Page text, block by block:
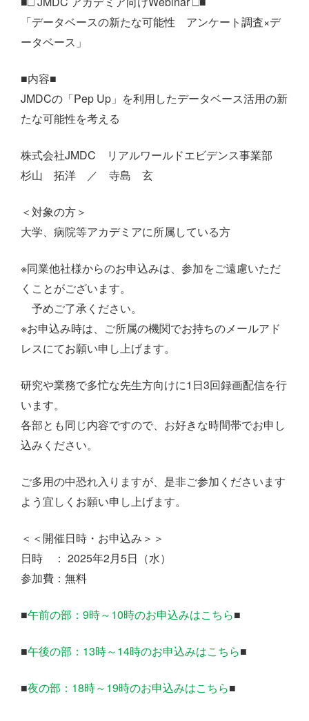
「データベースの新たな可能性 アンケート調査×デ
ータベース」
■内容■
JMDCの「Pep Up」を利用したデータベース活用の新
たな可能性を考える
株式会社JMDC リアルワールドエビデンス事業部
杉山 拓洋 ／ 寺島 玄
＜対象の方＞
大学、病院等アカデミアに所属している方
※同業他社様からのお申込みは、参加をご遠慮いただ
くことがございます。
予めご了承ください。
※お申込み時は、ご所属の機関でお持ちのメールアド
レスにてお願い申し上げます。
研究や業務で多忙な先生方向けに1日3回録画配信を行
います。
各部とも同じ内容ですので、お好きな時間帯でお申し
込みください。
ご多用の中恐れ入りますが、是非ご参加くださいます
よう宜しくお願い申し上げます。
＜＜開催日時・お申込み＞＞
日時 ： 2025年2月5日（水）
参加費：無料
■午前の部：9時～10時のお申込みはこちら■
■午後の部：13時～14時のお申込みはこちら■
■夜の部：18時～19時のお申込みはこちら■